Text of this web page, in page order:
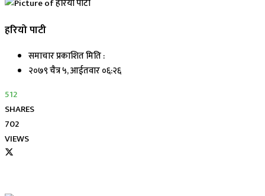
हरियो पाटी
समाचार प्रकाशित मिति :
२०७९ चैत्र ५, आईतवार ०६:२६
512
SHARES
702
VIEWS